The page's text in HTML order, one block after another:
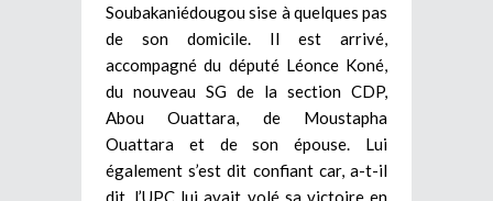
Soubakaniédougou sise à quelques pas
de son domicile. Il est arrivé,
accompagné du député Léonce Koné,
du nouveau SG de la section CDP,
Abou Ouattara, de Moustapha
Ouattara et de son épouse. Lui
également s’est dit confiant car, a-t-il
dit, l’UPC lui avait volé sa victoire en